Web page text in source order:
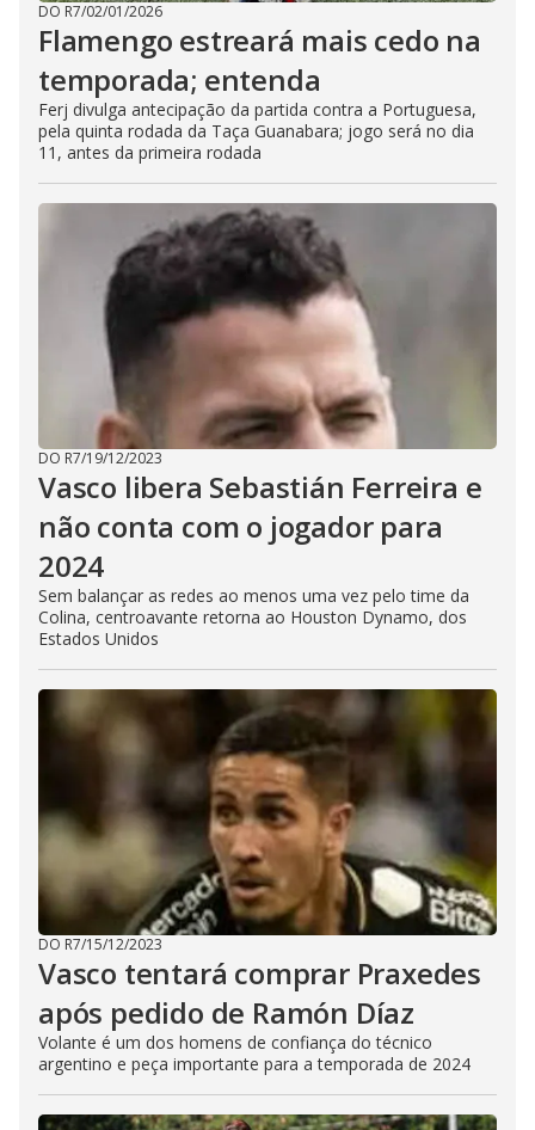
DO R7/02/01/2026
Flamengo estreará mais cedo na
temporada; entenda
Ferj divulga antecipação da partida contra a Portuguesa,
pela quinta rodada da Taça Guanabara; jogo será no dia
11, antes da primeira rodada
DO R7/19/12/2023
Vasco libera Sebastián Ferreira e
não conta com o jogador para
2024
Sem balançar as redes ao menos uma vez pelo time da
Colina, centroavante retorna ao Houston Dynamo, dos
Estados Unidos
DO R7/15/12/2023
Vasco tentará comprar Praxedes
após pedido de Ramón Díaz
Volante é um dos homens de confiança do técnico
argentino e peça importante para a temporada de 2024